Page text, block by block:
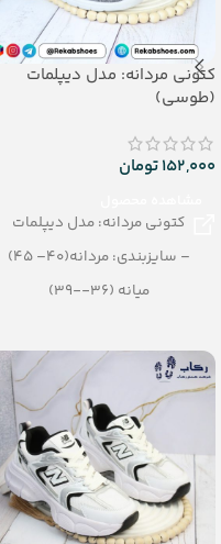
کتونی مردانه: مدل دیپلمات
(طوسی)
152,000تومان
کتونی مردانه: مدل دیپلمات
– سایزبندی: مردانه(40– 45)
میانه (36--39)
– تعداد در کارتن: 12 جفت
_جنس: پی یو تزریقی